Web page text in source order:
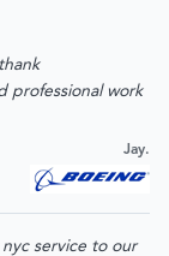
professional work
Jay.
service to our